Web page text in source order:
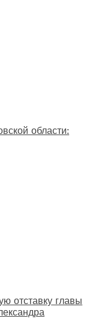
области:
отставку главы